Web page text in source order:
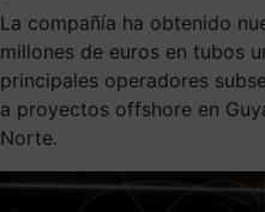
La compañía ha obtenido
millones de euros en tubos
principales operadores
a proyectos offshore en
Norte.